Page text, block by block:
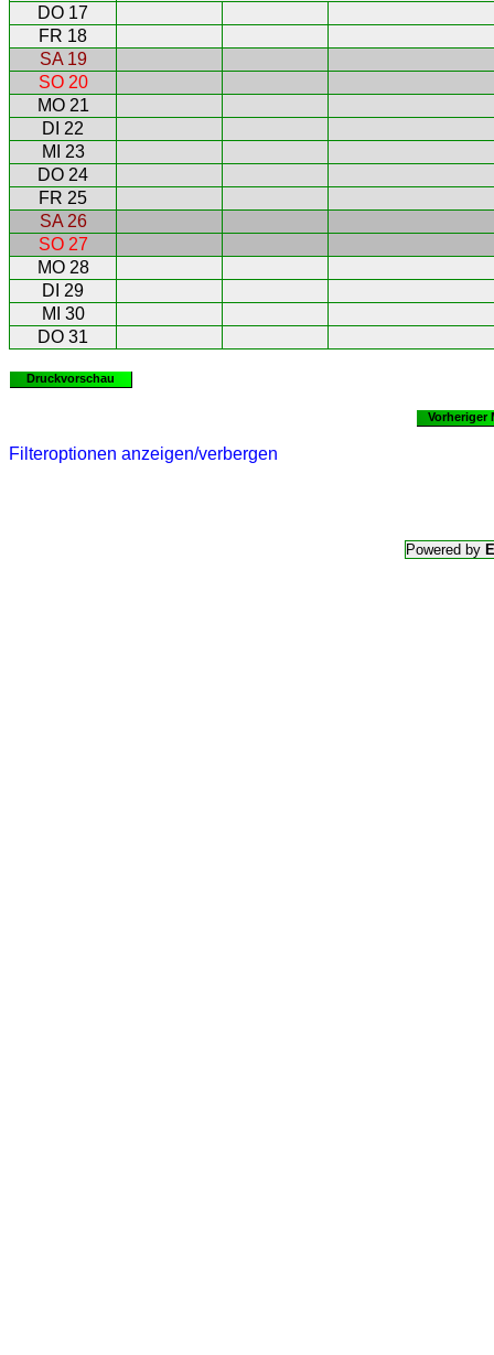
DO 17
FR 18
SA 19
SO 20
MO 21
DI 22
MI 23
DO 24
FR 25
SA 26
SO 27
MO 28
DI 29
MI 30
DO 31
Druckvorschau
Vorheriger
Filteroptionen anzeigen/verbergen
Powered by